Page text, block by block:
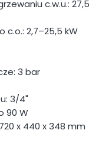
c.w.u.: 27,5
c.o.: 2,7–25,5 kW
3 bar
3/4"
90 W
x 440 x 348 mm